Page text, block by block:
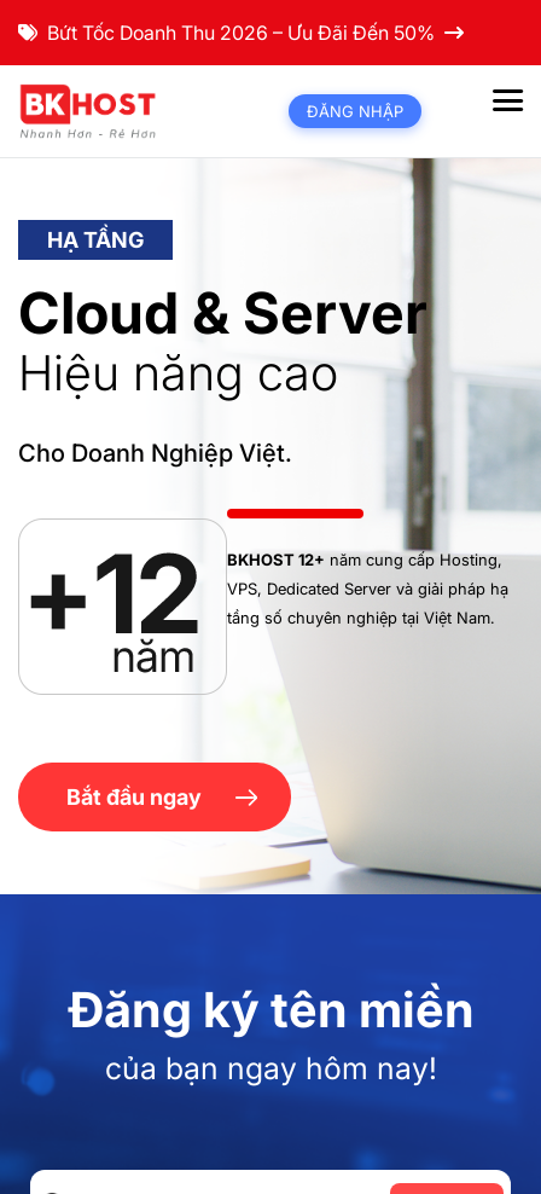
Bứt Tốc Doanh Thu 2026 – Ưu Đãi Đến 50%
ĐĂNG NHẬP
HẠ TẦNG
Cloud & Server
Hiệu năng cao
Cho Doanh Nghiệp Việt.
BKHOST 12+ năm cung cấp Hosting,
VPS, Dedicated Server và giải pháp hạ
tầng số chuyên nghiệp tại Việt Nam.
Bắt đầu ngay
Đăng ký tên miền
của bạn ngay hôm nay!